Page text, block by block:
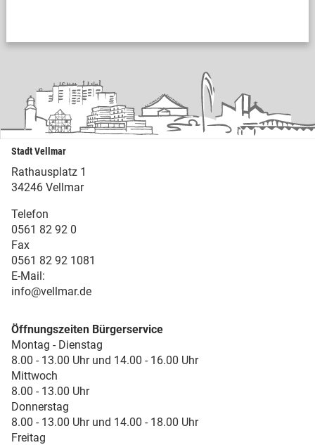
Stadt Vellmar
Rathausplatz 1
34246 Vellmar
Telefon
0561 82 92 0
Fax
0561 82 92 1081
E-Mail:
info@vellmar.de
Öffnungszeiten Bürgerservice
Montag - Dienstag
8.00 - 13.00 Uhr und 14.00 - 16.00 Uhr
Mittwoch
8.00 - 13.00 Uhr
Donnerstag
8.00 - 13.00 Uhr und 14.00 - 18.00 Uhr
Freitag